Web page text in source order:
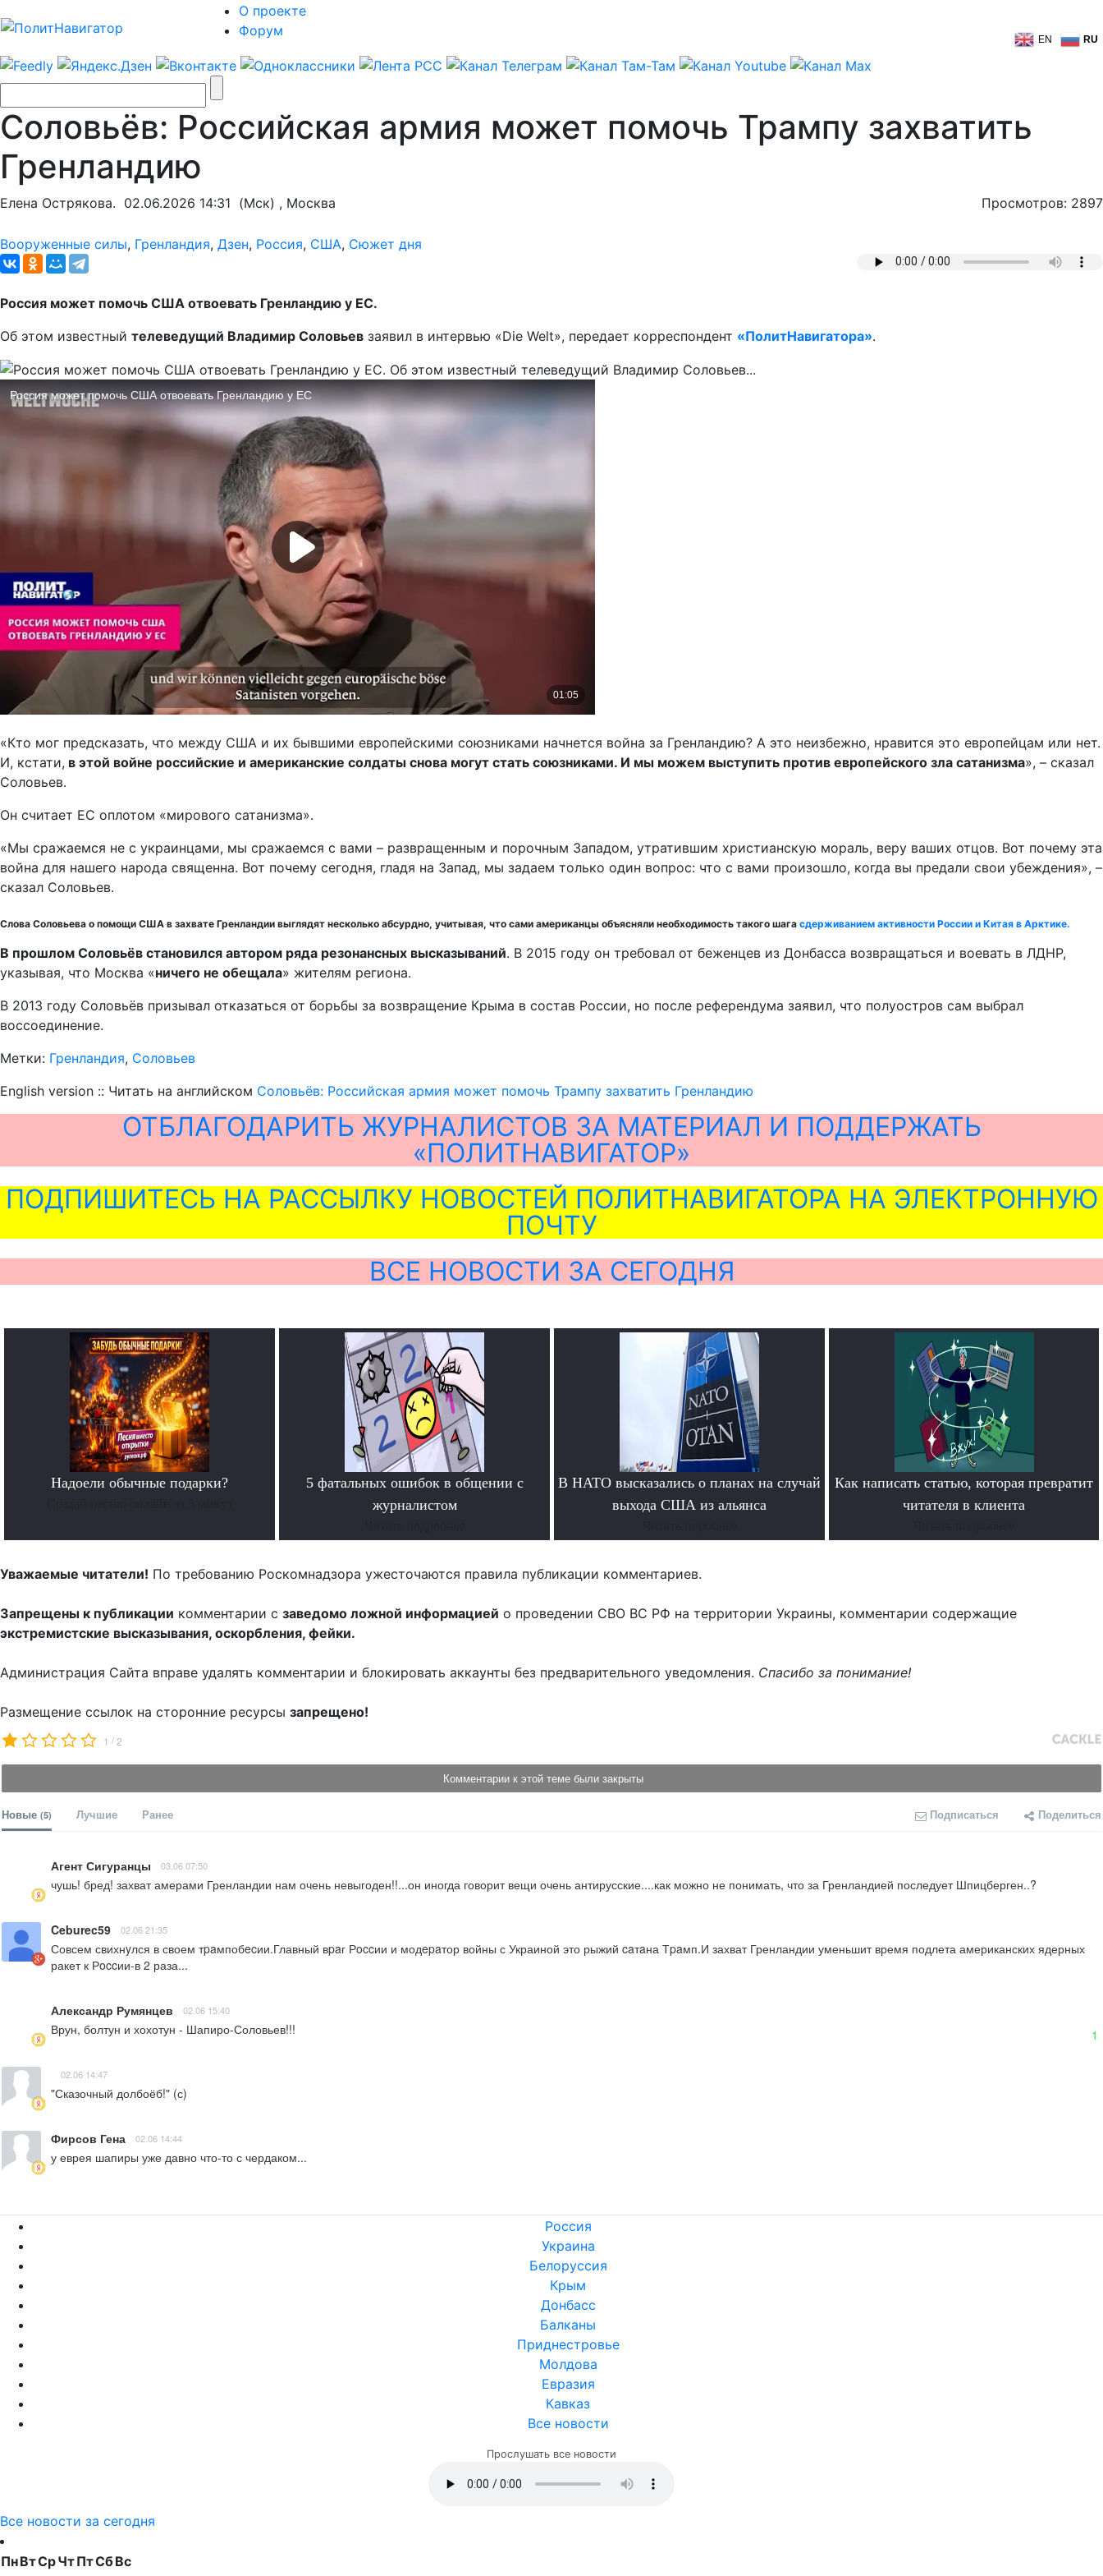
О проекте
Форум
EN RU
Соловьёв: Российская армия может помочь Трампу захватить
Гренландию
Елена Острякова. 02.06.2026 14:31 (Мск) , Москва Просмотров: 2897
Вооруженные силы, Гренландия, Дзен, Россия, США, Сюжет дня
Россия может помочь США отвоевать Гренландию у ЕС.
Об этом известный телеведущий Владимир Соловьев заявил в интервью «Die Welt», передает корреспондент «ПолитНавигатора».
«Кто мог предсказать, что между США и их бывшими европейскими союзниками начнется война за Гренландию? А это неизбежно, нравится это европейцам или нет.
И, кстати, в этой войне российские и американские солдаты снова могут стать союзниками. И мы можем выступить против европейского зла сатанизма», – сказал
Соловьев.
Он считает ЕС оплотом «мирового сатанизма».
«Мы сражаемся не с украинцами, мы сражаемся с вами – развращенным и порочным Западом, утратившим христианскую мораль, веру ваших отцов. Вот почему эта
война для нашего народа священна. Вот почему сегодня, гладя на Запад, мы задаем только один вопрос: что с вами произошло, когда вы предали свои убеждения», –
сказал Соловьев.
Слова Соловьева о помощи США в захвате Гренландии выглядят несколько абсурдно, учитывая, что сами американцы объясняли необходимость такого шага сдерживанием активности России и Китая в Арктике.
В прошлом Соловьёв становился автором ряда резонансных высказываний. В 2015 году он требовал от беженцев из Донбасса возвращаться и воевать в ЛДНР,
указывая, что Москва «ничего не обещала» жителям региона.
В 2013 году Соловьёв призывал отказаться от борьбы за возвращение Крыма в состав России, но после референдума заявил, что полуостров сам выбрал
воссоединение.
Метки: Гренландия, Соловьев
English version :: Читать на английском Соловьёв: Российская армия может помочь Трампу захватить Гренландию
ОТБЛАГОДАРИТЬ ЖУРНАЛИСТОВ ЗА МАТЕРИАЛ И ПОДДЕРЖАТЬ
«ПОЛИТНАВИГАТОР»
ПОДПИШИТЕСЬ НА РАССЫЛКУ НОВОСТЕЙ ПОЛИТНАВИГАТОРА НА ЭЛЕКТРОННУЮ
ПОЧТУ
ВСЕ НОВОСТИ ЗА СЕГОДНЯ
Надоели обычные подарки?
5 фатальных ошибок в общении с
журналистом
В НАТО высказались о планах на случай
выхода США из альянса
Как написать статью, которая превратит
читателя в клиента
Уважаемые читатели! По требованию Роскомнадзора ужесточаются правила публикации комментариев.
Запрещены к публикации комментарии с заведомо ложной информацией о проведении СВО ВС РФ на территории Украины, комментарии содержащие
экстремистские высказывания, оскорбления, фейки.
Администрация Сайта вправе удалять комментарии и блокировать аккаунты без предварительного уведомления. Спасибо за понимание!
Размещение ссылок на сторонние ресурсы запрещено!
1 /2
Комментарии к этой теме были закрыты
Новые (5) Лучшие Ранее Подписаться Поделиться
Агент Сигуранцы 03.06 07:50
чушь! бред! захват амерами Гренландии нам очень невыгоден!!...он иногда говорит вещи очень антирусские....как можно не понимать, что за Гренландией последует Шпицберген..?
Ceburec59 02.06 21:35
Совсем свихнyлся в своем тpaмпобecии.Главный вpaг Рoccии и модepaтор войны с Украиной это рыжий caтaна Тpaмп.И захват Гренландии уменьшит время подлета американских ядерных
ракет к Рoccии-в 2 раза...
Александр Румянцев 02.06 15:40
Врун, болтун и хохотун - Шапиро-Соловьев!!! 1
02.06 14:47
"Сказочный долбоёб!" (с)
Фирсов Гена 02.06 14:44
у еврея шапиры уже давно что-то с чердаком...
Россия
Украина
Белоруссия
Крым
Донбасс
Балканы
Приднестровье
Молдова
Евразия
Кавказ
Все новости
Прослушать все новости
Все новости за сегодня
ПнВтСрЧтПтСбВс